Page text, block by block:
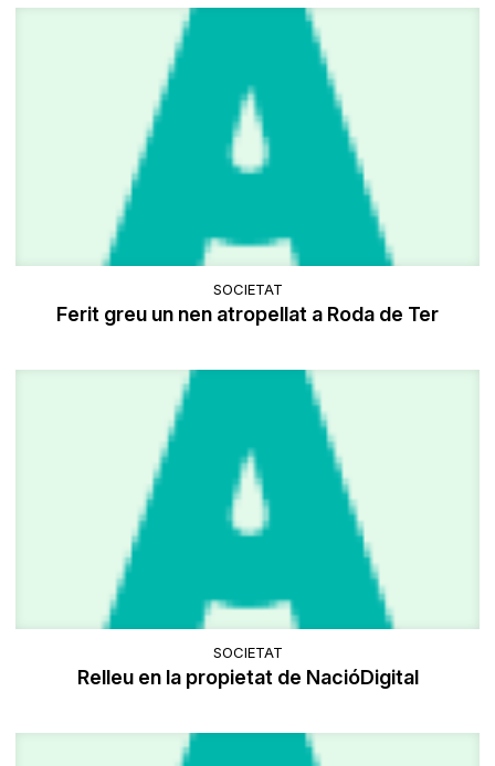
SOCIETAT
Ferit greu un nen atropellat a Roda de Ter
SOCIETAT
Relleu en la propietat de NacióDigital